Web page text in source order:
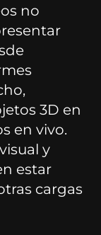
no
3D en
en vivo.
y
estar
cargas